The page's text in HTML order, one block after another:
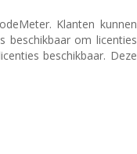
Klanten kunnen
beschikbaar om licenties
beschikbaar. Deze